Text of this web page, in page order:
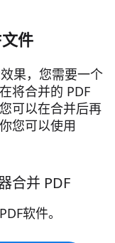
件
果，您需要一个
将合并的 PDF
可以在合并后再
您可以使用
合并 PDF
软件。